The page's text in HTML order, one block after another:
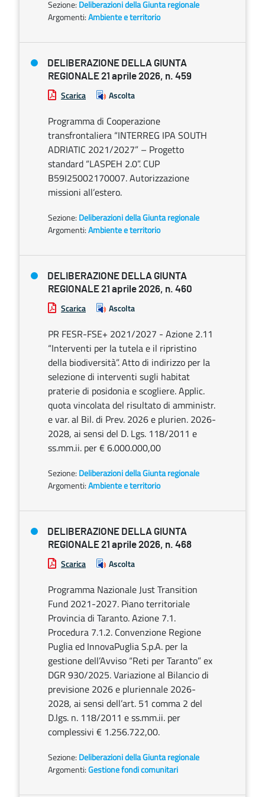
Sezione: Deliberazioni della Giunta regionale
Argomenti:Ambiente e territorio
DELIBERAZIONE DELLA GIUNTA
REGIONALE 21 aprile 2026, n. 459
Scarica Ascolta
Programma di Cooperazione
transfrontaliera “INTERREG IPA SOUTH
ADRIATIC 2021/2027” – Progetto
standard “LASPEH 2.0”. CUP
B59I25002170007. Autorizzazione
missioni all’estero.
Sezione: Deliberazioni della Giunta regionale
Argomenti:Ambiente e territorio
DELIBERAZIONE DELLA GIUNTA
REGIONALE 21 aprile 2026, n. 460
Scarica Ascolta
PR FESR-FSE+ 2021/2027 - Azione 2.11
“Interventi per la tutela e il ripristino
della biodiversità”. Atto di indirizzo per la
selezione di interventi sugli habitat
praterie di posidonia e scogliere. Applic.
quota vincolata del risultato di amministr.
e var. al Bil. di Prev. 2026 e plurien. 2026-
2028, ai sensi del D. Lgs. 118/2011 e
ss.mm.ii. per € 6.000.000,00
Sezione: Deliberazioni della Giunta regionale
Argomenti:Ambiente e territorio
DELIBERAZIONE DELLA GIUNTA
REGIONALE 21 aprile 2026, n. 468
Scarica Ascolta
Programma Nazionale Just Transition
Fund 2021-2027. Piano territoriale
Provincia di Taranto. Azione 7.1.
Procedura 7.1.2. Convenzione Regione
Puglia ed InnovaPuglia S.p.A. per la
gestione dell’Avviso “Reti per Taranto” ex
DGR 930/2025. Variazione al Bilancio di
previsione 2026 e pluriennale 2026-
2028, ai sensi dell’art. 51 comma 2 del
D.lgs. n. 118/2011 e ss.mm.ii. per
complessivi € 1.256.722,00.
Sezione: Deliberazioni della Giunta regionale
Argomenti:Gestione fondi comunitari